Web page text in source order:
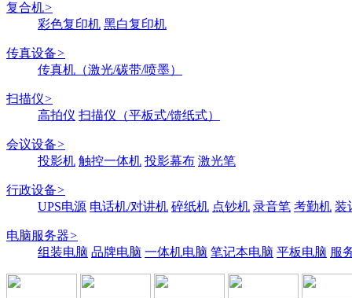
复合机>
彩色复印机 黑白复印机
传真设备>
传真机（激光/碳带/喷墨）
扫描仪>
高拍仪 扫描仪（平板式/馈纸式）
会议设备>
投影机 触控一体机 投影幕布 激光笔
行政设备>
UPS电源 电话机/对讲机 碎纸机 点钞机 录音笔 考勤机 装
电脑服务器>
组装电脑 品牌电脑 一体机电脑 笔记本电脑 平板电脑 服